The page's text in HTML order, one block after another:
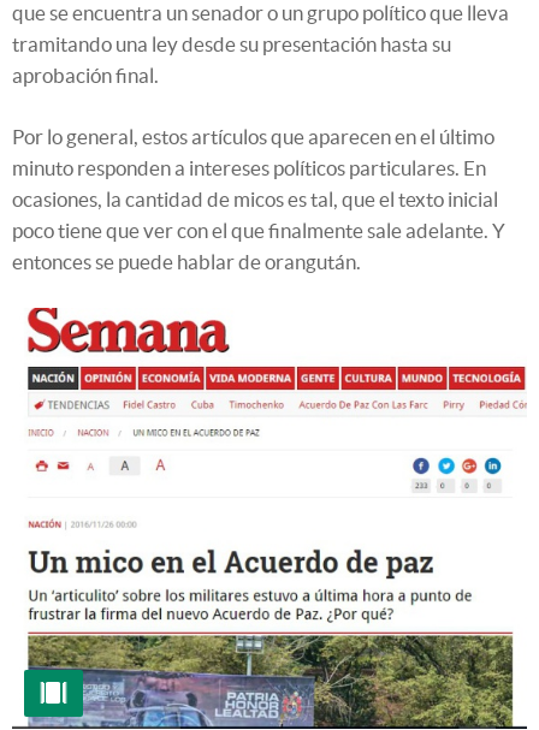
que se encuentra un senador o un grupo político que lleva
tramitando una ley desde su presentación hasta su
aprobación final.
Por lo general, estos artículos que aparecen en el último
minuto responden a intereses políticos particulares. En
ocasiones, la cantidad de micos es tal, que el texto inicial
poco tiene que ver con el que finalmente sale adelante. Y
entonces se puede hablar de orangután.